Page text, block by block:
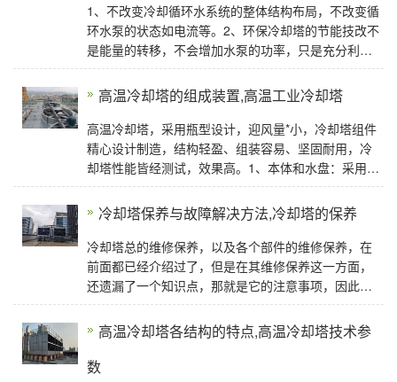
1、不改变冷却循环水系统的整体结构布局，不改变循
环水泵的状态如电流等。2、环保冷却塔的节能技改不
是能量的转移，不会增加水泵的功率，只是充分利用
系统中多余的能量来推动水轮机，带动风扇
高温冷却塔的组成装置,高温工业冷却塔
高温冷却塔，采用瓶型设计，迎风量*小，冷却塔组件
精心设计制造，结构轻盈、组装容易、坚固耐用，冷
却塔性能皆经测试，效果高。1、本体和水盘：采用玻
璃纤维增强塑料材质制造，Ｆ．Ｒ．Ｐ采用耐水性树
脂，与无碱玻
冷却塔保养与故障解决方法,冷却塔的保养
冷却塔总的维修保养，以及各个部件的维修保养，在
前面都已经介绍过了，但是在其维修保养这一方面，
还遗漏了一个知识点，那就是它的注意事项，因此今
天就来好好进行讲解，以便让大家能够全面了解和掌
高温冷却塔各结构的特点,高温冷却塔技术参
数